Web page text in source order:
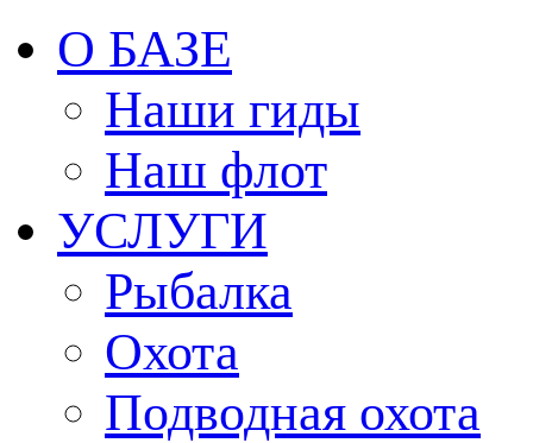
О БАЗЕ
Наши гиды
Наш флот
УСЛУГИ
Рыбалка
Охота
Подводная охота